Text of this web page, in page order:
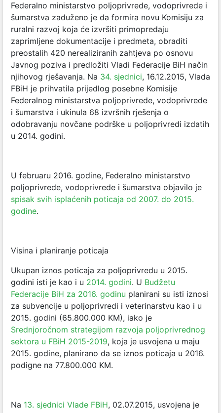
Federalno ministarstvo poljoprivrede, vodoprivrede i
šumarstva zaduženo je da formira novu Komisiju za
ruralni razvoj koja će izvršiti primopredaju
zaprimljene dokumentacije i predmeta, obraditi
preostalih 420 nerealiziranih zahtjeva po osnovu
Javnog poziva i predložiti Vladi Federacije BiH način
njihovog rješavanja. Na 34. sjednici, 16.12.2015, Vlada
FBiH je prihvatila prijedlog posebne Komisije
Federalnog ministarstva poljoprivrede, vodoprivrede
i šumarstva i ukinula 68 izvršnih rješenja o
odobravanju novčane podrške u poljoprivredi izdatih
u 2014. godini.
U februaru 2016. godine, Federalno ministarstvo
poljoprivrede, vodoprivrede i šumarstva objavilo je
spisak svih isplaćenih poticaja od 2007. do 2015.
godine.
Visina i planiranje poticaja
Ukupan iznos poticaja za poljoprivredu u 2015.
godini isti je kao i u 2014. godini. U Budžetu
Federacije BiH za 2016. godinu planirani su isti iznosi
za subvencije u poljoprivredi i veterinarstvu kao i u
2015. godini (65.800.000 KM), iako je
Srednjoročnom strategijom razvoja poljoprivrednog
sektora u FBiH 2015-2019, koja je usvojena u maju
2015. godine, planirano da se iznos poticaja u 2016.
podigne na 77.800.000 KM.
Na 13. sjednici Vlade FBiH, 02.07.2015, usvojena je